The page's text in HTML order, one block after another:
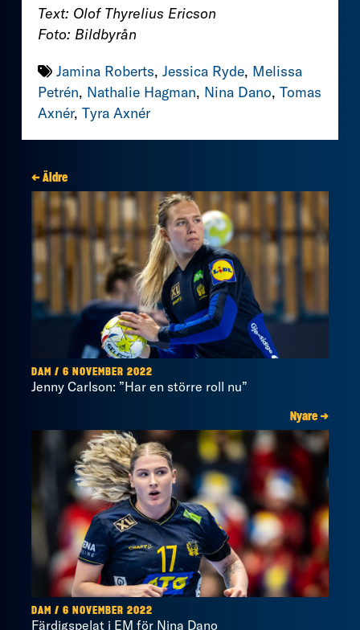
Text: Olof Thyrelius Ericson
Foto: Bildbyrån
Jamina Roberts, Jessica Ryde, Melissa
Petrén, Nathalie Hagman, Nina Dano, Tomas
Axnér, Tyra Axnér
← Äldre
DAM / 6 NOVEMBER 2022
Jenny Carlson: ”Har en större roll nu”
Nyare →
DAM / 6 NOVEMBER 2022
Färdigspelat i EM för Nina Dano